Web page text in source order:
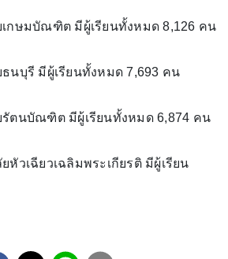
กษมบัณฑิต มีผู้เรียนทั้งหมด 8,126 คน
นบุรี มีผู้เรียนทั้งหมด 7,693 คน
ตนบัณฑิต มีผู้เรียนทั้งหมด 6,874 คน
วเฉียวเฉลิมพระเกียรติ มีผู้เรียน